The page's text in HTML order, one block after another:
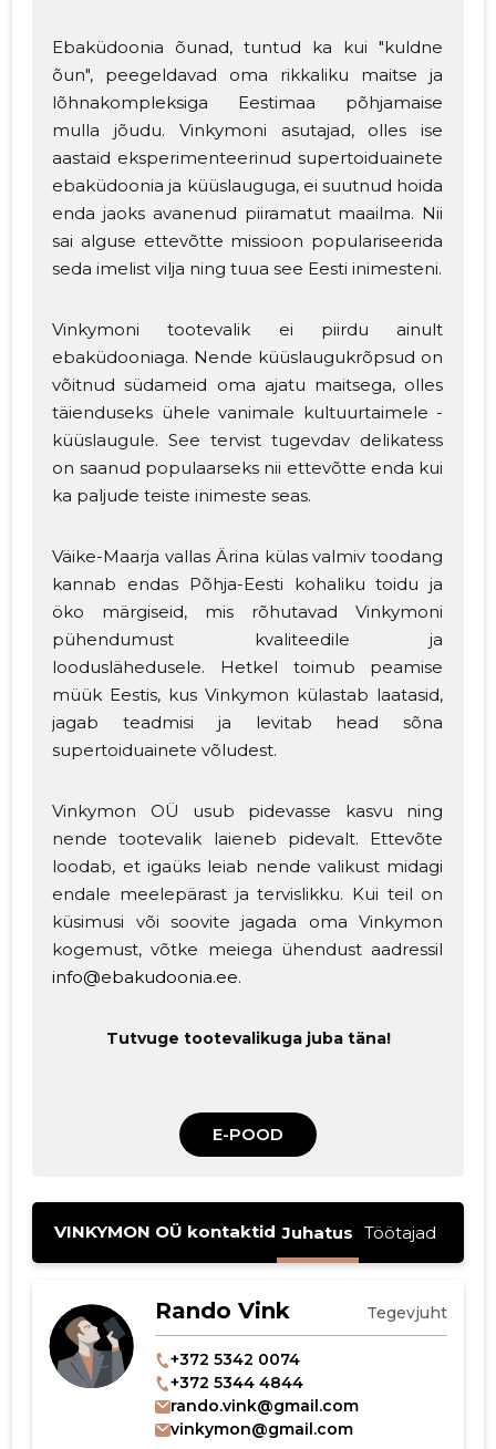
Ebaküdoonia õunad, tuntud ka kui "kuldne
õun", peegeldavad oma rikkaliku maitse ja
lõhnakompleksiga Eestimaa põhjamaise
mulla jõudu. Vinkymoni asutajad, olles ise
aastaid eksperimenteerinud supertoiduainete
ebaküdoonia ja küüslauguga, ei suutnud hoida
enda jaoks avanenud piiramatut maailma. Nii
sai alguse ettevõtte missioon populariseerida
seda imelist vilja ning tuua see Eesti inimesteni.
Vinkymoni tootevalik ei piirdu ainult
ebaküdooniaga. Nende küüslaugukrõpsud on
võitnud südameid oma ajatu maitsega, olles
täienduseks ühele vanimale kultuurtaimele -
küüslaugule. See tervist tugevdav delikatess
on saanud populaarseks nii ettevõtte enda kui
ka paljude teiste inimeste seas.
Väike-Maarja vallas Ärina külas valmiv toodang
kannab endas Põhja-Eesti kohaliku toidu ja
öko märgiseid, mis rõhutavad Vinkymoni
pühendumust kvaliteedile ja
looduslähedusele. Hetkel toimub peamise
müük Eestis, kus Vinkymon külastab laatasid,
jagab teadmisi ja levitab head sõna
supertoiduainete võludest.
Vinkymon OÜ usub pidevasse kasvu ning
nende tootevalik laieneb pidevalt. Ettevõte
loodab, et igaüks leiab nende valikust midagi
endale meelepärast ja tervislikku. Kui teil on
küsimusi või soovite jagada oma Vinkymon
kogemust, võtke meiega ühendust aadressil
info@ebakudoonia.ee.
Tutvuge tootevalikuga juba täna!
E-POOD
VINKYMON OÜ kontaktid Juhatus Töötajad
Rando Vink Tegevjuht
+372 5342 0074
+372 5344 4844
rando.vink@gmail.com
vinkymon@gmail.com